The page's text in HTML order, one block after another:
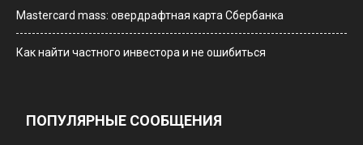
Мastercard mass: овердрафтная карта Сбербанка
Как найти частного инвестора и не ошибиться
ПОПУЛЯРНЫЕ СООБЩЕНИЯ